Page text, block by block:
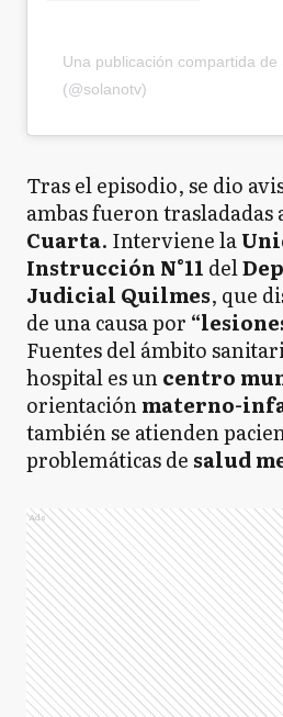
Una publicación compartida de
(@solanotv)
Tras el episodio, se dio
ambas fueron trasladadas
Cuarta. Interviene la
Instrucción N°11 del
Judicial Quilmes, que
de una causa por
Fuentes del ámbito
hospital es uncentro
orientaciónmaterno-
también se atienden
problemáticas de salud
Ads